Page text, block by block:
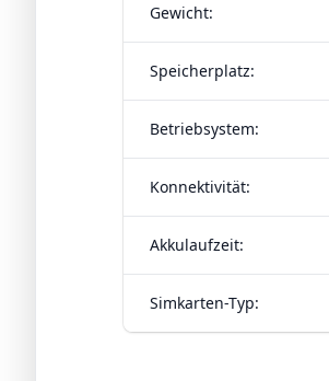
Gewicht:
Speicherplatz:
Betriebsystem:
Konnektivität:
Akkulaufzeit:
Simkarten-Typ: